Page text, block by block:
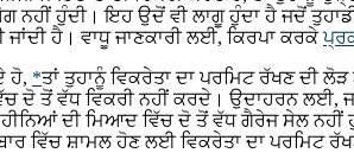
ਨਹੀਂ ਹੁੰਦੀ। ਇਹ ਉਦੋਂ ਵੀ ਲਾਗੂ ਹੁੰਦਾ ਹੈ ਜਦੋਂ
ਹੈ। ਵਾਧੂ ਜਾਣਕਾਰੀ ਲਈ, ਕਿਰਪਾ ਕਰਕੇ
ਹੋ, *ਤਾਂ ਤੁਹਾਨੂੰ ਵਿਕਰੇਤਾ ਦਾ ਪਰਮਿਟ ਰੱਖਣ ਦੀ
ਦੋ ਤੋਂ ਵੱਧ ਵਿਕਰੀ ਨਹੀਂ ਕਰਦੇ। ਉਦਾਹਰਨ
ਦੀ ਮਿਆਦ ਵਿੱਚ ਦੋ ਤੋਂ ਵੱਧ ਗੈਰੇਜ ਸੇਲ ਨਹੀਂ
ਵਿੱਚ ਸ਼ਾਮਲ ਹੋਣ ਲਈ ਵਿਕਰੇਤਾ ਦਾ ਪਰਮਿਟ